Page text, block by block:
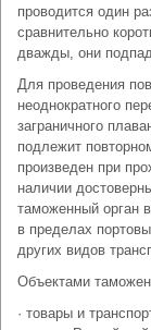
проводится один
сравнительно
дважды, они
Для проведения
неоднократного
заграничного
подлежит
произведен при
наличии
таможенный орган
в пределах
других видов
Объектами
· товары и